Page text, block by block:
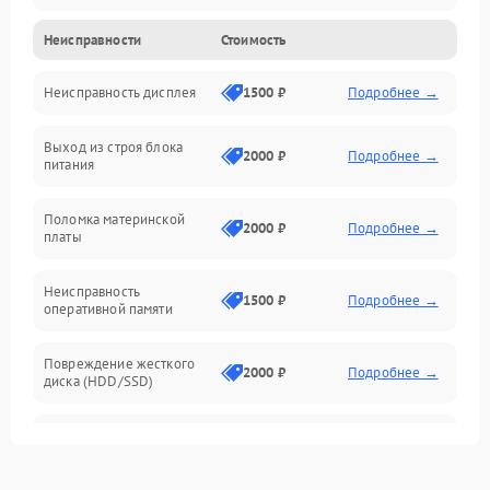
Неисправность системы охлаждения
Неисправность BIOS
Повреждение корпуса
Повреждение разъёмов (USB, HDMI и др.)
Поломка видеокарты
Неисправности Стоимость
Неисправность дисплея 1500 ₽ Подробнее →
Выход из строя блока
питания
2000 ₽ Подробнее →
Поломка материнской
платы
2000 ₽ Подробнее →
Неисправность
оперативной памяти
1500 ₽ Подробнее →
Повреждение жесткого
диска (HDD/SSD)
2000 ₽ Подробнее →